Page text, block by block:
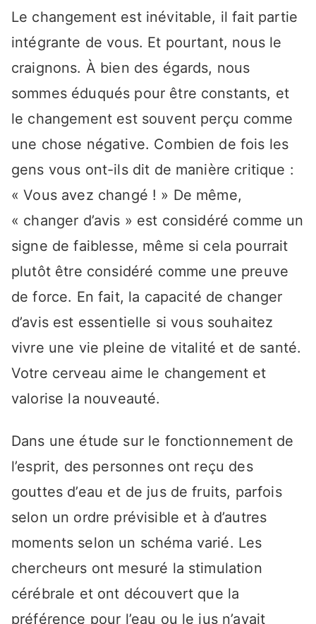
Le changement est inévitable, il fait partie
intégrante de vous. Et pourtant, nous le
craignons. À bien des égards, nous
sommes éduqués pour être constants, et
le changement est souvent perçu comme
une chose négative. Combien de fois les
gens vous ont-ils dit de manière critique :
« Vous avez changé ! » De même,
« changer d’avis » est considéré comme un
signe de faiblesse, même si cela pourrait
plutôt être considéré comme une preuve
de force. En fait, la capacité de changer
d’avis est essentielle si vous souhaitez
vivre une vie pleine de vitalité et de santé.
Votre cerveau aime le changement et
valorise la nouveauté.
Dans une étude sur le fonctionnement de
l’esprit, des personnes ont reçu des
gouttes d’eau et de jus de fruits, parfois
selon un ordre prévisible et à d’autres
moments selon un schéma varié. Les
chercheurs ont mesuré la stimulation
cérébrale et ont découvert que la
préférence pour l’eau ou le jus n’avait